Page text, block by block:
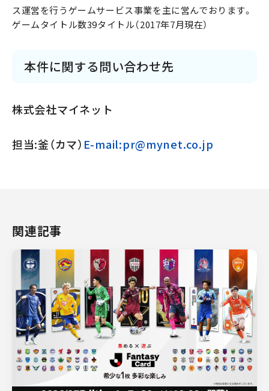
ス運営を行うゲームサービス事業を主に営んでおります。
ゲームタイトル数39タイトル（2017年7月現在）
本件に関する問い合わせ先
株式会社マイネット
担当:釜（カマ） E-mail:pr@mynet.co.jp
関連記事